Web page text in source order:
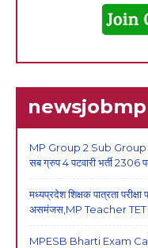
newsjobmp
MP Group 2 Sub Group
सब ग्रुप 4 पटवारी भर्ती 2306
मध्यप्रदेश शिक्षक पात्रता
असमंजस,MP Teacher
MPESB Bharti Exam